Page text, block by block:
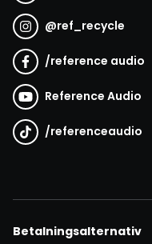
@ref_recycle
/reference audio
Reference Audio
/referenceaudio
Betalningsalternativ